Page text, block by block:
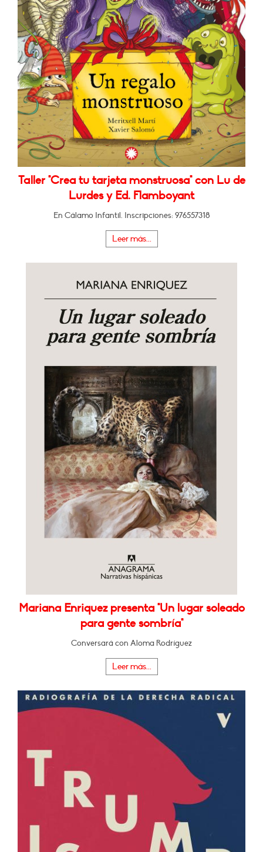
Taller "Crea tu tarjeta monstruosa" con Lu de
Lurdes y Ed. Flamboyant
En Cálamo Infantil. Inscripciones: 976557318
Leer más...
Mariana Enriquez presenta "Un lugar soleado
para gente sombría"
Conversará con Aloma Rodríguez
Leer más...